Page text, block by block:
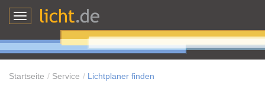
Toggle
Startseite Service Lichtplaner finden